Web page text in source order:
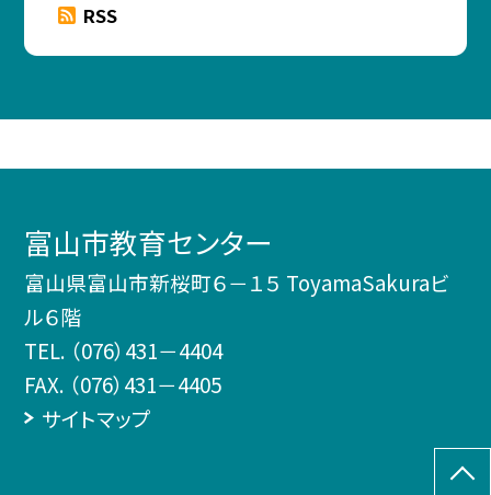
RSS
富山市教育センター
富山県富山市新桜町６－１５ ToyamaSakuraビ
ル６階
TEL. （076）431－4404
FAX. （076）431－4405
サイトマップ